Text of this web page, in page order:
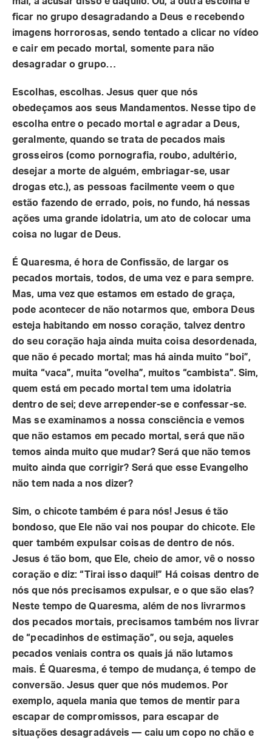
ficar no grupo desagradando a Deus e recebendo
imagens horrorosas, sendo tentado a clicar no vídeo
e cair em pecado mortal, somente para não
desagradar o grupo…
Escolhas, escolhas. Jesus quer que nós
obedeçamos aos seus Mandamentos. Nesse tipo de
escolha entre o pecado mortal e agradar a Deus,
geralmente, quando se trata de pecados mais
grosseiros (como pornografia, roubo, adultério,
desejar a morte de alguém, embriagar-se, usar
drogas etc.), as pessoas facilmente veem o que
estão fazendo de errado, pois, no fundo, há nessas
ações uma grande idolatria, um ato de colocar uma
coisa no lugar de Deus.
É Quaresma, é hora de Confissão, de largar os
pecados mortais, todos, de uma vez e para sempre.
Mas, uma vez que estamos em estado de graça,
pode acontecer de não notarmos que, embora Deus
esteja habitando em nosso coração, talvez dentro
do seu coração haja ainda muita coisa desordenada,
que não é pecado mortal; mas há ainda muito “boi”,
muita “vaca”, muita “ovelha”, muitos “cambista”. Sim,
quem está em pecado mortal tem uma idolatria
dentro de sei; deve arrepender-se e confessar-se.
Mas se examinamos a nossa consciência e vemos
que não estamos em pecado mortal, será que não
temos ainda muito que mudar? Será que não temos
muito ainda que corrigir? Será que esse Evangelho
não tem nada a nos dizer?
Sim, o chicote também é para nós! Jesus é tão
bondoso, que Ele não vai nos poupar do chicote. Ele
quer também expulsar coisas de dentro de nós.
Jesus é tão bom, que Ele, cheio de amor, vê o nosso
coração e diz: “Tirai isso daqui!” Há coisas dentro de
nós que nós precisamos expulsar, e o que são elas?
Neste tempo de Quaresma, além de nos livrarmos
dos pecados mortais, precisamos também nos livrar
de “pecadinhos de estimação”, ou seja, aqueles
pecados veniais contra os quais já não lutamos
mais. É Quaresma, é tempo de mudança, é tempo de
conversão. Jesus quer que nós mudemos. Por
exemplo, aquela mania que temos de mentir para
escapar de compromissos, para escapar de
situações desagradáveis — caiu um copo no chão e